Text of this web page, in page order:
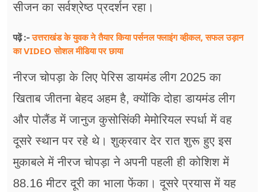
सीजन का सर्वश्रेष्ठ प्रदर्शन रहा।
पढ़ें :-उत्तराखंड के युवक ने तैयार किया पर्सनल फ्लाइंग व्हीकल, सफल उड़ान
का VIDEO सोशल मीडिया पर छाया
नीरज चोपड़ा के लिए पेरिस डायमंड लीग 2025 का
खिताब जीतना बेहद अहम है, क्योंकि दोहा डायमंड लीग
और पोलैंड में जानुज कुसोसिंकी मेमोरियल स्पर्धा में वह
दूसरे स्थान पर रहे थे। शुक्रवार देर रात शुरू हुए इस
मुकाबले में नीरज चोपड़ा ने अपनी पहली ही कोशिश में
88.16 मीटर दूरी का भाला फेंका। दूसरे प्रयास में यह